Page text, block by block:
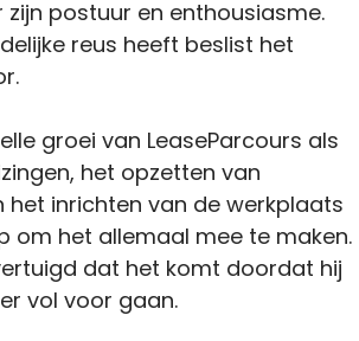
postuur en enthousiasme.
reus heeft beslist het
groei van LeaseParcours als
het opzetten van
het inrichten van de werkplaats
om het allemaal mee te maken.
dat het komt doordat hij
vol voor gaan.